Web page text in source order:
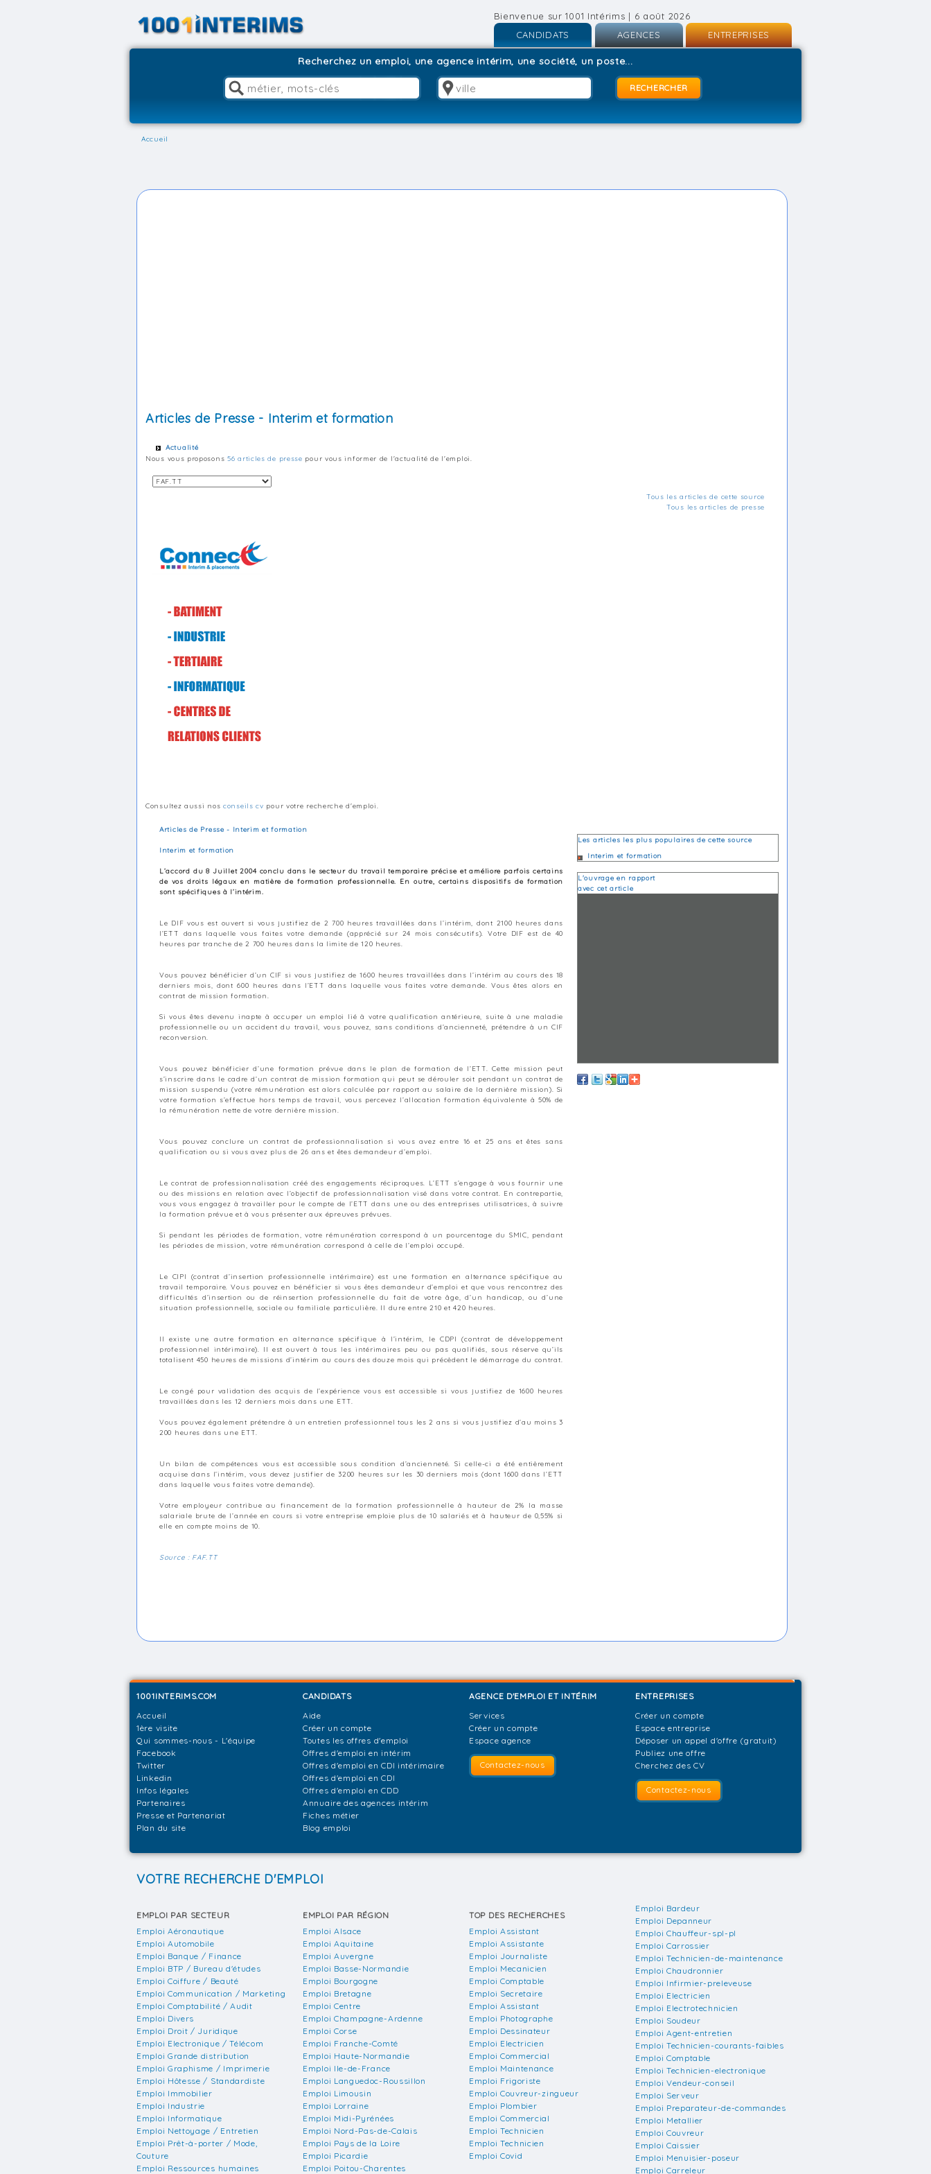
Bienvenue sur 1001 Intérims | 6 août 2026
CANDIDATS
Inscription
AGENCES
Inscription
Connexion
ENTREPRISES
Recherchez un emploi, une agence intérim, une société, un poste...
Accueil
Articles de Presse - Interim et formation
Actualité
Nous vous proposons 56 articles de presse pour vous informer de l'actualité de l'emploi.
Tous les articles de cette source
Tous les articles de presse
Consultez aussi nos conseils cv pour votre recherche d'emploi.
Articles de Presse - Interim et formation
Interim et formation
L’accord du 8 Juillet 2004 conclu dans le secteur du travail temporaire précise et améliore parfois certains
de vos droits légaux en matière de formation professionnelle. En outre, certains dispositifs de formation
sont spécifiques à l’intérim.
Le DIF vous est ouvert si vous justifiez de 2 700 heures travaillées dans l’intérim, dont 2100 heures dans
l’ETT dans laquelle vous faites votre demande (apprécié sur 24 mois consécutifs). Votre DIF est de 40
heures par tranche de 2 700 heures dans la limite de 120 heures.
Vous pouvez bénéficier d’un CIF si vous justifiez de 1600 heures travaillées dans l’intérim au cours des 18
derniers mois, dont 600 heures dans l’ETT dans laquelle vous faites votre demande. Vous êtes alors en
contrat de mission formation.
Si vous êtes devenu inapte à occuper un emploi lié à votre qualification antérieure, suite à une maladie
professionnelle ou un accident du travail, vous pouvez, sans conditions d’ancienneté, prétendre à un CIF
reconversion.
Vous pouvez bénéficier d’une formation prévue dans le plan de formation de l’ETT. Cette mission peut
s’inscrire dans le cadre d’un contrat de mission formation qui peut se dérouler soit pendant un contrat de
mission suspendu (votre rémunération est alors calculée par rapport au salaire de la dernière mission). Si
votre formation s’effectue hors temps de travail, vous percevez l’allocation formation équivalente à 50% de
la rémunération nette de votre dernière mission.
Vous pouvez conclure un contrat de professionnalisation si vous avez entre 16 et 25 ans et êtes sans
qualification ou si vous avez plus de 26 ans et êtes demandeur d’emploi.
Le contrat de professionnalisation créé des engagements réciproques. L’ETT s’engage à vous fournir une
ou des missions en relation avec l’objectif de professionnalisation visé dans votre contrat. En contrepartie,
vous vous engagez à travailler pour le compte de l’ETT dans une ou des entreprises utilisatrices, à suivre
la formation prévue et à vous présenter aux épreuves prévues.
Si pendant les périodes de formation, votre rémunération correspond à un pourcentage du SMIC, pendant
les périodes de mission, votre rémunération correspond à celle de l’emploi occupé.
Le CIPI (contrat d’insertion professionnelle intérimaire) est une formation en alternance spécifique au
travail temporaire. Vous pouvez en bénéficier si vous êtes demandeur d’emploi et que vous rencontrez des
difficultés d’insertion ou de réinsertion professionnelle du fait de votre âge, d’un handicap, ou d’une
situation professionnelle, sociale ou familiale particulière. Il dure entre 210 et 420 heures.
Il existe une autre formation en alternance spécifique à l’intérim, le CDPI (contrat de développement
professionnel intérimaire). Il est ouvert à tous les intérimaires peu ou pas qualifiés, sous réserve qu’ils
totalisent 450 heures de missions d’intérim au cours des douze mois qui précèdent le démarrage du contrat.
Le congé pour validation des acquis de l’expérience vous est accessible si vous justifiez de 1600 heures
travaillées dans les 12 derniers mois dans une ETT.
Vous pouvez également prétendre à un entretien professionnel tous les 2 ans si vous justifiez d’au moins 3
200 heures dans une ETT.
Un bilan de compétences vous est accessible sous condition d’ancienneté. Si celle-ci a été entièrement
acquise dans l’intérim, vous devez justifier de 3200 heures sur les 30 derniers mois (dont 1600 dans l’ETT
dans laquelle vous faites votre demande).
Votre employeur contribue au financement de la formation professionnelle à hauteur de 2% la masse
salariale brute de l’année en cours si votre entreprise emploie plus de 10 salariés et à hauteur de 0,55% si
elle en compte moins de 10.
Source : FAF.TT
Les articles les plus populaires de cette source
Interim et formation
L'ouvrage en rapport
avec cet article
1001INTERIMS.COM
Accueil
1ère visite
Qui sommes-nous - L'équipe
Facebook
Twitter
Linkedin
Infos légales
Partenaires
Presse et Partenariat
Plan du site
CANDIDATS
Aide
Créer un compte
Toutes les offres d'emploi
Offres d'emploi en intérim
Offres d'emploi en CDI intérimaire
Offres d'emploi en CDI
Offres d'emploi en CDD
Annuaire des agences intérim
Fiches métier
Blog emploi
AGENCE D'EMPLOI ET INTÉRIM
Services
Créer un compte
Espace agence
Contactez-nous
ENTREPRISES
Créer un compte
Espace entreprise
Déposer un appel d'offre (gratuit)
Publiez une offre
Cherchez des CV
Contactez-nous
VOTRE RECHERCHE D'EMPLOI
EMPLOI PAR SECTEUR
Emploi Aéronautique
Emploi Automobile
Emploi Banque / Finance
Emploi BTP / Bureau d'études
Emploi Coiffure / Beauté
Emploi Communication / Marketing
Emploi Comptabilité / Audit
Emploi Divers
Emploi Droit / Juridique
Emploi Electronique / Télécom
Emploi Grande distribution
Emploi Graphisme / Imprimerie
Emploi Hôtesse / Standardiste
Emploi Immobilier
Emploi Industrie
Emploi Informatique
Emploi Nettoyage / Entretien
Emploi Prêt-à-porter / Mode,
Couture
Emploi Ressources humaines
EMPLOI PAR RÉGION
Emploi Alsace
Emploi Aquitaine
Emploi Auvergne
Emploi Basse-Normandie
Emploi Bourgogne
Emploi Bretagne
Emploi Centre
Emploi Champagne-Ardenne
Emploi Corse
Emploi Franche-Comté
Emploi Haute-Normandie
Emploi Ile-de-France
Emploi Languedoc-Roussillon
Emploi Limousin
Emploi Lorraine
Emploi Midi-Pyrénées
Emploi Nord-Pas-de-Calais
Emploi Pays de la Loire
Emploi Picardie
Emploi Poitou-Charentes
TOP DES RECHERCHES
Emploi Assistant
Emploi Assistante
Emploi Journaliste
Emploi Mecanicien
Emploi Comptable
Emploi Secretaire
Emploi Assistant
Emploi Photographe
Emploi Dessinateur
Emploi Electricien
Emploi Commercial
Emploi Maintenance
Emploi Frigoriste
Emploi Couvreur-zingueur
Emploi Plombier
Emploi Commercial
Emploi Technicien
Emploi Technicien
Emploi Covid
Emploi Bardeur
Emploi Depanneur
Emploi Chauffeur-spl-pl
Emploi Carrossier
Emploi Technicien-de-maintenance
Emploi Chaudronnier
Emploi Infirmier-preleveuse
Emploi Electricien
Emploi Electrotechnicien
Emploi Soudeur
Emploi Agent-entretien
Emploi Technicien-courants-faibles
Emploi Comptable
Emploi Technicien-electronique
Emploi Vendeur-conseil
Emploi Serveur
Emploi Preparateur-de-commandes
Emploi Metallier
Emploi Couvreur
Emploi Caissier
Emploi Menuisier-poseur
Emploi Carreleur